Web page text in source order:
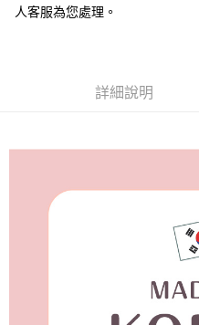
付款後全家取貨
每筆NT$80，滿NT$1,000(含以
每筆NT$125，滿NT$1,500(含
人客服為您處理。
詳細說明